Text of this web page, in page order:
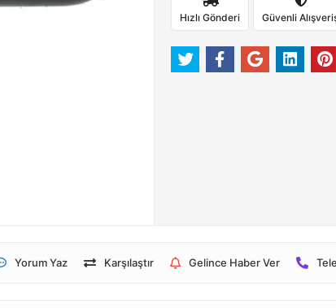
Hızlı Gönderi Güvenli
Yorum Yaz Karşılaştır Gelince Haber Ver